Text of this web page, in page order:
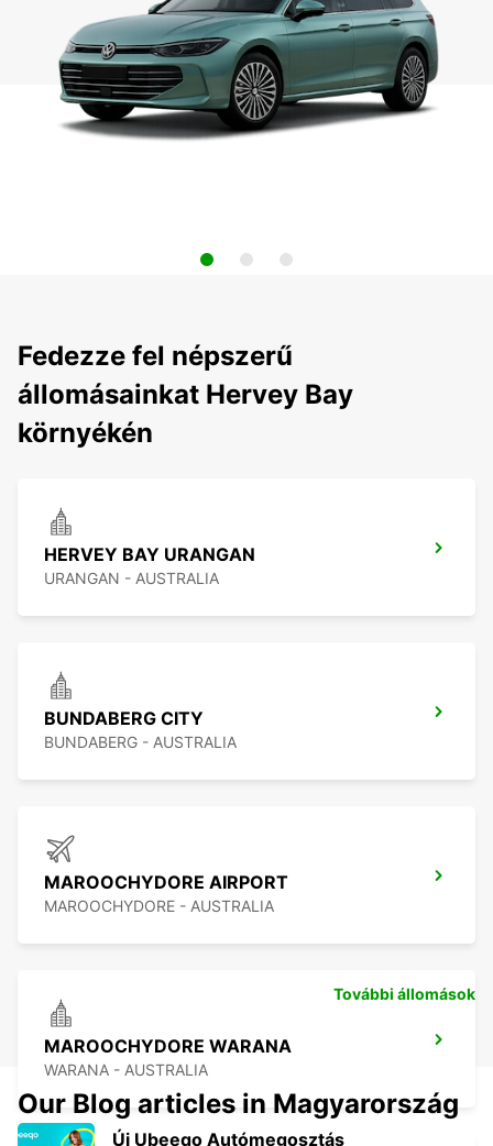
Fedezze fel népszerű
állomásainkat Hervey Bay
környékén
HERVEY BAY URANGAN
URANGAN - AUSTRALIA
BUNDABERG CITY
BUNDABERG - AUSTRALIA
MAROOCHYDORE AIRPORT
MAROOCHYDORE - AUSTRALIA
MAROOCHYDORE WARANA
WARANA - AUSTRALIA
További állomások
Our Blog articles in Magyarország
Új Ubeeqo Autómegosztás